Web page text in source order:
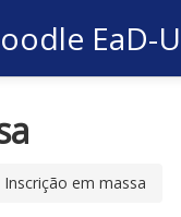
EaD-
Inscrição em massa